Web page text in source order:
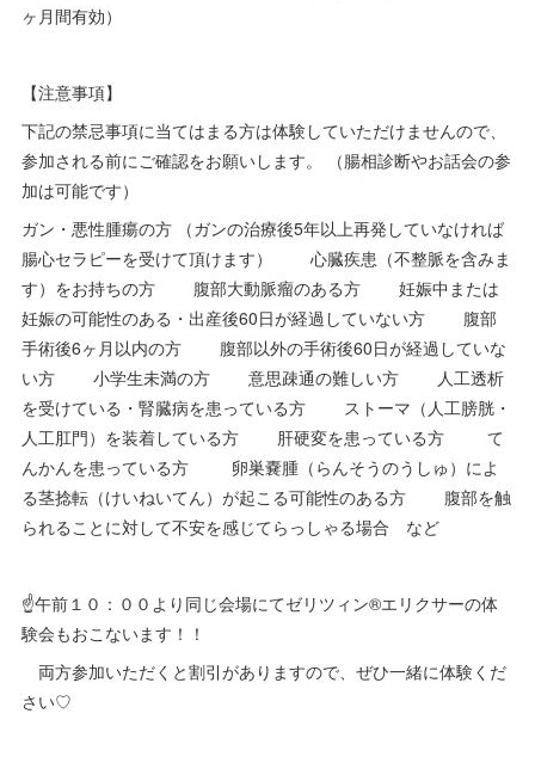
ヶ月間有効）
【注意事項】
下記の禁忌事項に当てはまる方は体験していただけませんので、
参加される前にご確認をお願いします。 （腸相診断やお話会の参
加は可能です）
ガン・悪性腫瘍の方 （ガンの治療後5年以上再発していなければ
腸心セラピーを受けて頂けます） 心臓疾患（不整脈を含みま
す）をお持ちの方 腹部大動脈瘤のある方 妊娠中または
妊娠の可能性のある・出産後60日が経過していない方 腹部
手術後6ヶ月以内の方 腹部以外の手術後60日が経過していな
い方 小学生未満の方 意思疎通の難しい方 人工透析
を受けている・腎臓病を患っている方 ストーマ（人工膀胱・
人工肛門）を装着している方 肝硬変を患っている方 て
んかんを患っている方 卵巣嚢腫（らんそうのうしゅ）によ
る茎捻転（けいねいてん）が起こる可能性のある方 腹部を触
られることに対して不安を感じてらっしゃる場合 など
☝️午前１０：００より同じ会場にてゼリツィン®︎エリクサーの体
験会もおこないます！！
両方参加いただくと割引がありますので、ぜひ一緒に体験くだ
さい♡